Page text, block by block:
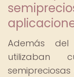
Además
utilizaban